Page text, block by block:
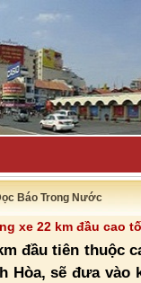
bố-
Báo Trong Nước
xe 22 km đầu cao
đầu tiên thuộc
Hòa, sẽ đưa vào